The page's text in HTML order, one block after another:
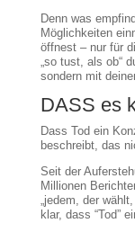
Denn was
Möglichkeiten
öffnest – nur für
„so tust, als ob“
sondern mit
DASS es
Dass Tod ein
beschreibt, das
Seit der
Millionen
„jedem, der
klar, dass “Tod”